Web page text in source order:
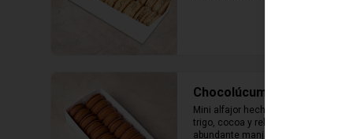
Chocolúcuma
Mini alfajor hecho con harina de
trigo, cocoa y relleno con
abundante manjarblanco de